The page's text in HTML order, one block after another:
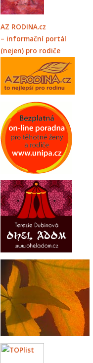
AZ RODINA.cz
– informační portál
(nejen) pro rodiče